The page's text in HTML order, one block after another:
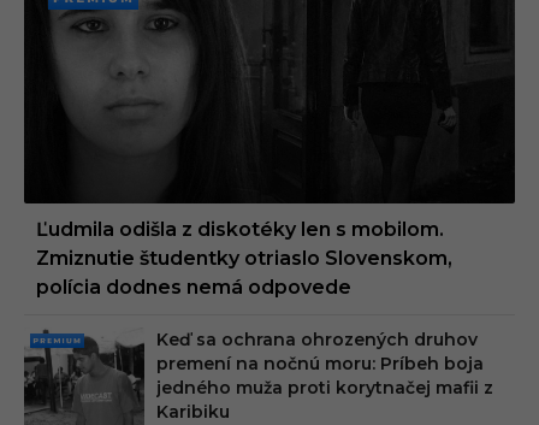
PREMI
UM
Ľudmila odišla z diskotéky len s mobilom.
Zmiznutie študentky otriaslo Slovenskom,
polícia dodnes nemá odpovede
PRE
MIU
M
Keď sa ochrana ohrozených druhov
premení na nočnú moru: Príbeh boja
jedného muža proti korytnačej mafii z
Karibiku